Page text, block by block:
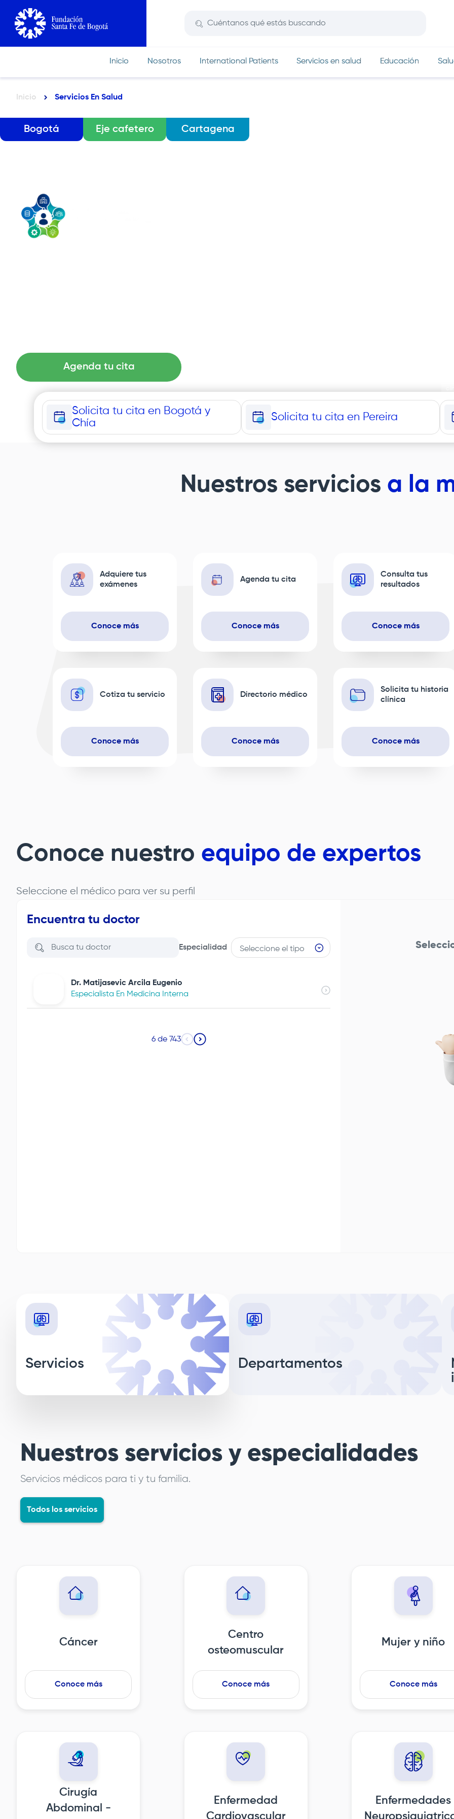
contenido
Inicio Nosotros International Patients Servicios en salud Educación
navegación
Inicio Servicios En Salud
de
Bogotá Eje cafetero Cartagena
Agenda tu cita
Solicita tu cita en Bogotá y
Chía
Solicita tu cita en Pereira
Nuestros servicios a la
Adquiere tus
exámenes
Conoce más
Agenda tu cita
Conoce más
Consulta tus
resultados
Conoce más
Cotiza tu servicio
Conoce más
Directorio médico
Conoce más
Solicita tu historia
clínica
Conoce más
Conoce nuestro equipo de expertos
Seleccione el médico para ver su perfil
Encuentra tu doctor
Especialidad
Dr. Matijasevic Arcila Eugenio
Especialista En Medicina Interna
6 de 743
Servicios Departamentos
Nuestros servicios y especialidades
Servicios médicos para ti y tu familia.
Todos los servicios
Cáncer
Conoce más
Centro
osteomuscular
Conoce más
Mujer y niño
Conoce más
Cirugía
Abdominal -
Enfermedad
Cardiovascular
Enfermedades